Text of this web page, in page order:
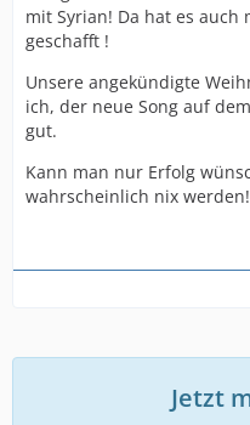
mit Syrian! Da hat es auch
geschafft !
Unsere angekündigte
ich, der neue Song auf
gut.
Kann man nur Erfolg
wahrscheinlich nix werden!
Jetzt